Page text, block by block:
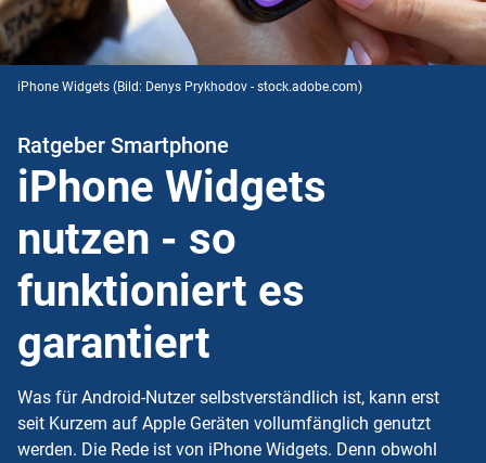
iPhone Widgets (Bild: Denys Prykhodov - stock.adobe.com)
Ratgeber Smartphone
iPhone Widgets
nutzen - so
funktioniert es
garantiert
Was für Android-Nutzer selbstverständlich ist, kann erst
seit Kurzem auf Apple Geräten vollumfänglich genutzt
werden. Die Rede ist von iPhone Widgets. Denn obwohl